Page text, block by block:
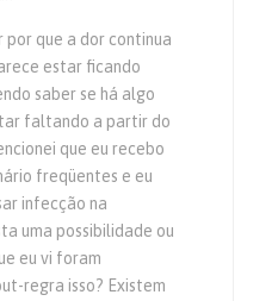
por que a dor continua
estar ficando
saber se há algo
faltando a partir do
que eu recebo
freqüentes e eu
infecção na
uma possibilidade ou
eu vi foram
regra isso? Existem